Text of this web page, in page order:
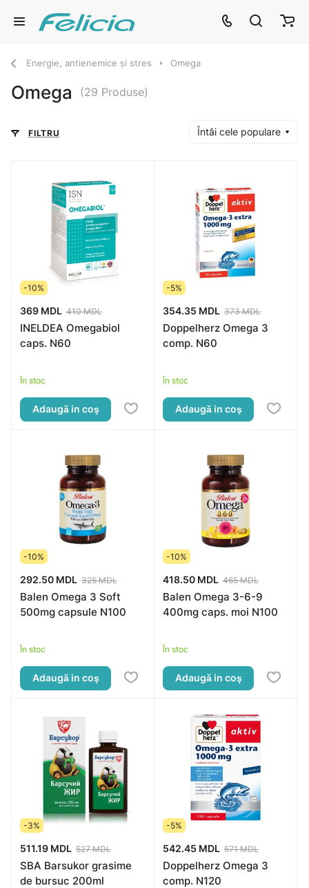
Energie, antienemice și stres Omega
Omega (29 Produse)
FILTRU Întâi cele populare
-10%
369 MDL 410 MDL
INELDEA Omegabiol
caps. N60
În stoc
Adaugă in coş
-5%
354.35 MDL 373 MDL
Doppelherz Omega 3
comp. N60
În stoc
Adaugă in coş
-10%
292.50 MDL 325 MDL
Balen Omega 3 Soft
500mg capsule N100
În stoc
Adaugă in coş
-10%
418.50 MDL 465 MDL
Balen Omega 3-6-9
400mg caps. moi N100
În stoc
Adaugă in coş
-3%
511.19 MDL 527 MDL
SBA Barsukor grasime
de bursuc 200ml
-5%
542.45 MDL 571 MDL
Doppelherz Omega 3
comp. N120